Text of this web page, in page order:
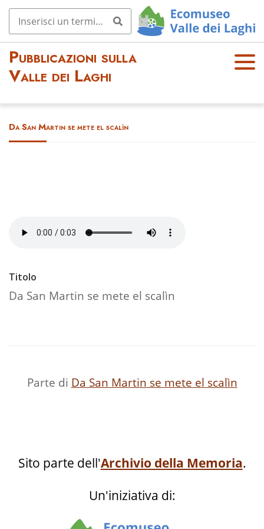
Pubblicazioni sulla
Valle dei Laghi
OPE
Da San Martin se mete el scalìn
Titolo
Da San Martin se mete el scalìn
Parte di Da San Martin se mete el scalìn
Sito parte dell'Archivio della Memoria.
Un'iniziativa di: